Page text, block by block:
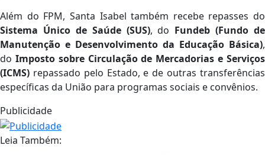
Além do FPM, Santa Isabel também recebe repasses do
Sistema Único de Saúde (SUS), do Fundeb (Fundo de
Manutenção e Desenvolvimento da Educação Básica),
do Imposto sobre Circulação de Mercadorias e Serviços
(ICMS) repassado pelo Estado, e de outras transferências
específicas da União para programas sociais e convênios.
Publicidade
Leia Também: